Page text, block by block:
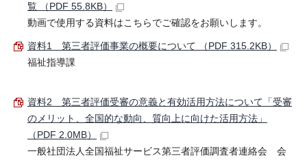
覧 （PDF 55.8KB）
動画で使用する資料はこちらでご確認をお願いします。
資料1 第三者評価事業の概要について （PDF 315.2KB）
福祉指導課
資料2 第三者評価受審の意義と有効活用方法について「受審
のメリット、全国的な動向、質向上に向けた活用方法」
（PDF 2.0MB）
一般社団法人全国福祉サービス第三者評価調査者連絡会 会